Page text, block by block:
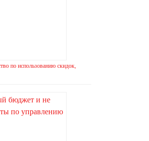
по использованию скидок,